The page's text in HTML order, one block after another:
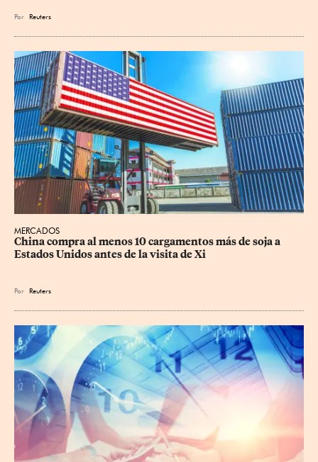
Por Reuters
MERCADOS
China compra al menos 10 cargamentos más de soja a
Estados Unidos antes de la visita de Xi
Por Reuters